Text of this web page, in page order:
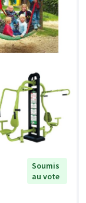
Soumis
au vote